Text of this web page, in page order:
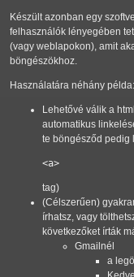
Készült azonban egy
felhasználók lényegében
(vagy weblapokon), amit
böngészökhoz.
Használatára néhány példa:
Lehetővé válik a
automatikus
te böngésződ pedig
<a>
tag)
(Célszerűen)
írhatsz, vagy
következőket írták
Gmailnél
a